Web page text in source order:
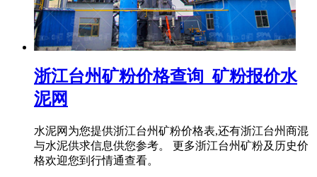
浙江台州矿粉价格查询_矿粉报价水
泥网
水泥网为您提供浙江台州矿粉价格表,还有浙江台州商混
与水泥供求信息供您参考。 更多浙江台州矿粉及历史价
格欢迎您到行情通查看。